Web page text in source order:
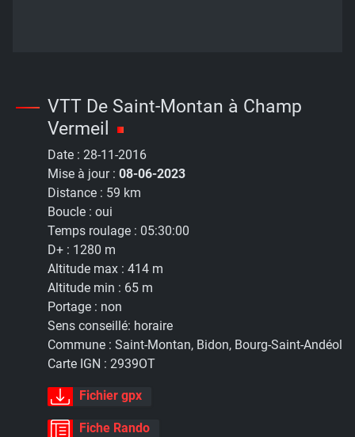
VTT De Saint-Montan à Champ
Vermeil
Date : 28-11-2016
Mise à jour : 08-06-2023
Distance : 59 km
Boucle : oui
Temps roulage : 05:30:00
D+ : 1280 m
Altitude max : 414 m
Altitude min : 65 m
Portage : non
Sens conseillé: horaire
Commune : Saint-Montan, Bidon, Bourg-Saint-Andéol
Carte IGN : 2939OT
Fichier gpx
Fiche Rando